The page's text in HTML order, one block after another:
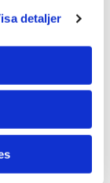
detaljer